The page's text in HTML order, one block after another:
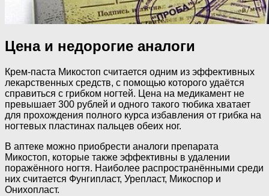
Цена и недорогие аналоги
Крем-паста Микостоп считается одним из эффективных
лекарственных средств, с помощью которого удаётся
справиться с грибком ногтей. Цена на медикамент не
превышает 300 рублей и одного такого тюбика хватает
для прохождения полного курса избавления от грибка на
ногтевых пластинах пальцев обеих ног.
В аптеке можно приобрести аналоги препарата
Микостоп, которые также эффективны в удалении
поражённого ногтя. Наиболее распространёнными среди
них считается Фунгипласт, Урепласт, Микоспор и
Онихопласт.